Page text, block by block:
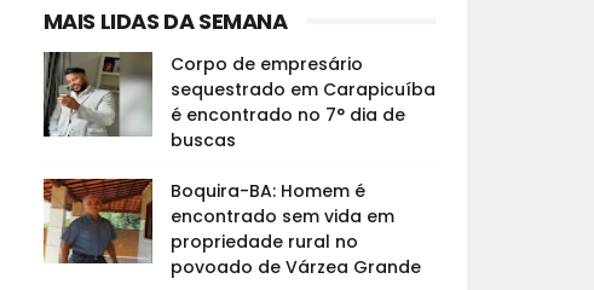
MAIS LIDAS DA SEMANA
Corpo de empresário
sequestrado em Carapicuíba
é encontrado no 7° dia de
buscas
Boquira-BA: Homem é
encontrado sem vida em
propriedade rural no
povoado de Várzea Grande